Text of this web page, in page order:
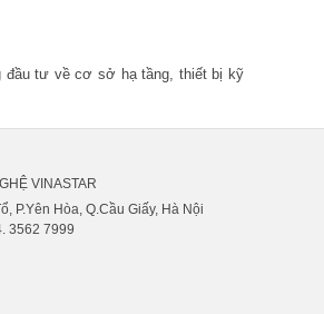
đầu tư về cơ sở hạ tầng, thiết bị kỹ
VINASTAR
P.Yên Hòa, Q.Cầu Giấy, Hà Nội
3562 7999